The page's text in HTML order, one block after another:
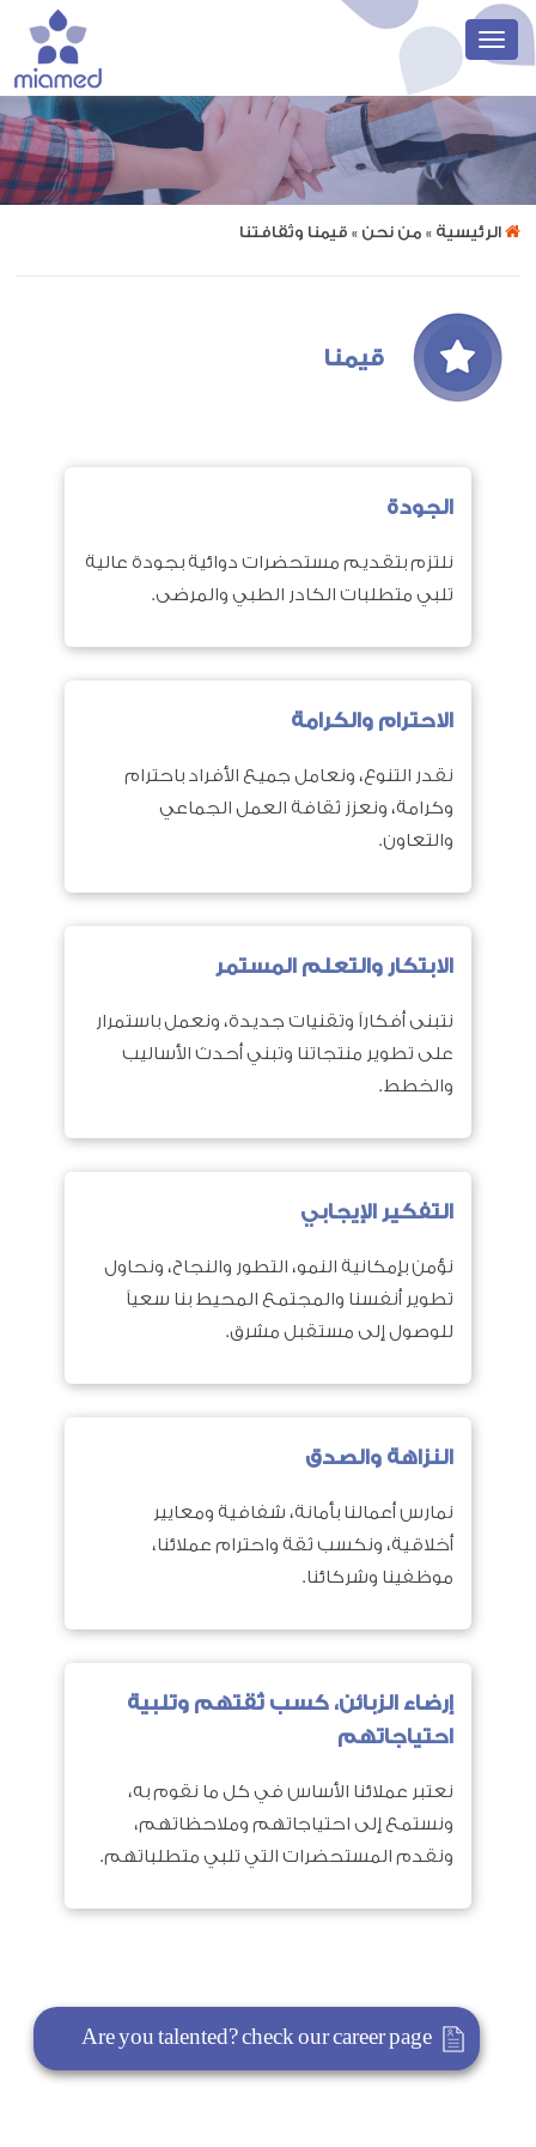
الرئيسية » من نحن » قيمنا وثقافتنا
قيمنا
الجودة
نلتزم بتقديم مستحضرات دوائية بجودة عالية
تلبي متطلبات الكادر الطبي والمرضى.
الاحترام والكرامة
نقدر التنوع، ونعامل جميع الأفراد باحترام
وكرامة، ونعزز ثقافة العمل الجماعي
والتعاون.
الابتكار والتعلم المستمر
نتبنى أفكاراً وتقنيات جديدة، ونعمل باستمرار
على تطوير منتجاتنا وتبني أحدث الأساليب
والخطط.
التفكير الإيجابي
نؤمن بإمكانية النمو، التطور والنجاح، ونحاول
تطوير أنفسنا والمجتمع المحيط بنا سعياً
للوصول إلى مستقبل مشرق.
النزاهة والصدق
نمارس أعمالنا بأمانة، شفافية ومعايير
أخلاقية، ونكسب ثقة واحترام عملائنا،
موظفينا وشركائنا.
إرضاء الزبائن، كسب ثقتهم وتلبية
احتياجاتهم
نعتبر عملائنا الأساس في كل ما نقوم به،
ونستمع إلى احتياجاتهم وملاحظاتهم،
ونقدم المستحضرات التي تلبي متطلباتهم.
Are you talented? check our career page